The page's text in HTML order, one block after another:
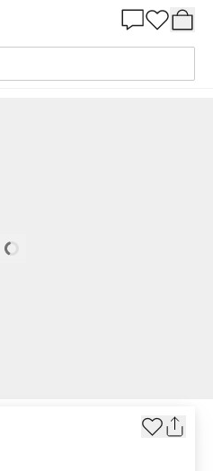
Beställ utifrån NCS 2040-Y80R
Loading…